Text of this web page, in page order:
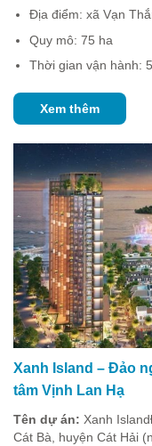
Địa điểm: xã Vạn
Quy mô: 75 ha
Thời gian vận hành:
Xem thêm
Xanh Island – Đảo
tâm Vịnh Lan Hạ
Tên dự án: Xanh Island
Cát Bà, huyện Cát Hải